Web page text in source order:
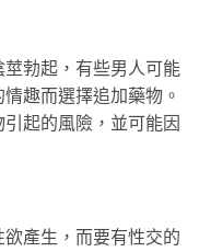
勃起，有些男人可能
趣而選擇追加藥物。
起的風險，並可能因
產生，而要有性交的